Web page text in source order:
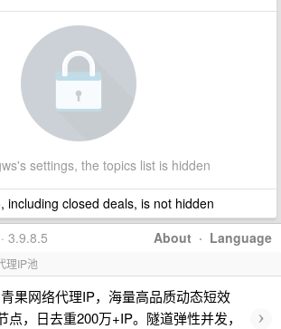
settings, the topics list is hidden
including closed deals, is not hidden
About · Language
3.9.8.5
理IP池
青果网络代理IP，海量高品质动态短效
点，日去重200万+IP。隧道弹性并发，
›